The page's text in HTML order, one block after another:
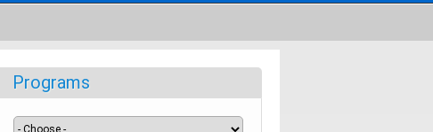
Programs